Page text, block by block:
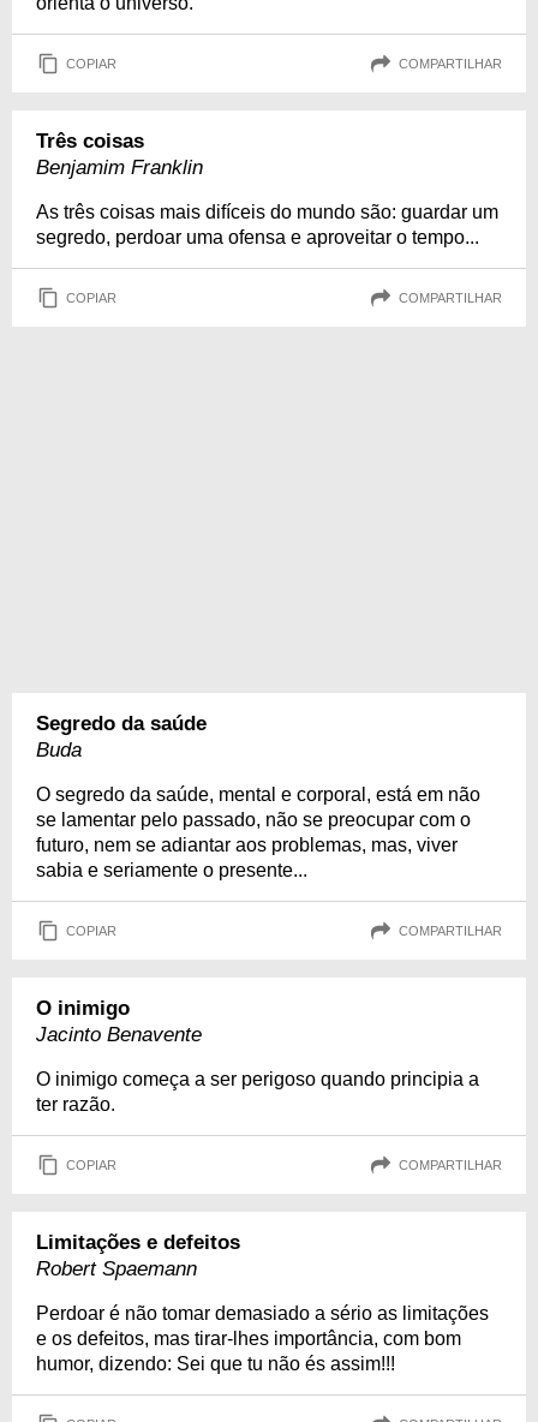
COPIAR COMPARTILHAR
Três coisas
Benjamim Franklin
As três coisas mais difíceis do mundo são: guardar um
segredo, perdoar uma ofensa e aproveitar o tempo...
COPIAR COMPARTILHAR
Segredo da saúde
Buda
O segredo da saúde, mental e corporal, está em não
se lamentar pelo passado, não se preocupar com o
futuro, nem se adiantar aos problemas, mas, viver
sabia e seriamente o presente...
COPIAR COMPARTILHAR
O inimigo
Jacinto Benavente
O inimigo começa a ser perigoso quando principia a
ter razão.
COPIAR COMPARTILHAR
Limitações e defeitos
Robert Spaemann
Perdoar é não tomar demasiado a sério as limitações
e os defeitos, mas tirar-lhes importância, com bom
humor, dizendo: Sei que tu não és assim!!!